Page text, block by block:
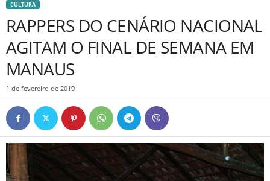
CULTURA
RAPPERS DO CENÁRIO NACIONAL
AGITAM O FINAL DE SEMANA EM
MANAUS
1 de fevereiro de 2019